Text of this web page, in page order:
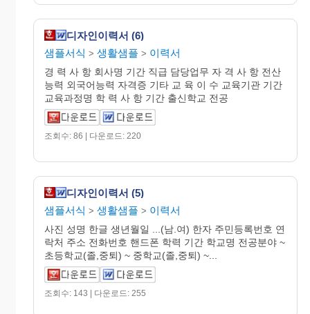
디자인이력서 (6)
샘플서식 > 생활샘플 > 이력서
경 력 사 항 회사명 기간 직급 담당업무 자 격 사 항 전산
능력 외국어능력 자격증 기타 교 육 이 수 교육기관 기간
교육과정명 학 력 사 항 기간 출신학교 전공
조회수: 86 | 다운로드: 220
디자인이력서 (5)
샘플서식 > 생활샘플 > 이력서
사진 성명 한글 생년월일 ...(남.여) 한자 주민등록번호 연
락처 주소 전화번호 핸드폰 학력 기간 학교명 전공분야 ~
초등학교(졸,중퇴) ~ 중학교(졸,중퇴) ~...
조회수: 143 | 다운로드: 255